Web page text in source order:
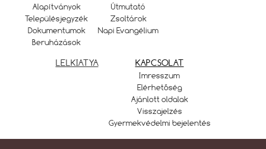
Alapítványok
Településjegyzék
Dokumentumok
Beruházások
Útmutató
Zsoltárok
Napi Evangélium
LELKIATYA KAPCSOLAT
Imresszum
Elérhetőség
Ajánlott oldalak
Visszajelzés
Gyermekvédelmi bejelentés